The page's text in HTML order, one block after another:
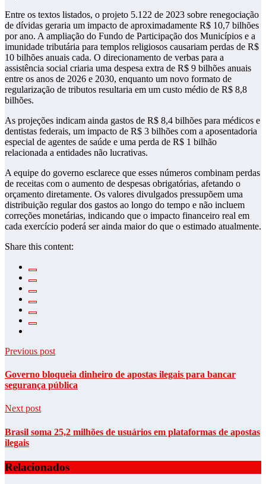
Entre os textos listados, o projeto 5.122 de 2023 sobre renegociação
de dívidas geraria um impacto de aproximadamente R$ 10,7 bilhões
por ano. A ampliação do Fundo de Participação dos Municípios e a
imunidade tributária para templos religiosos causariam perdas de R$
10 bilhões anuais cada. O direcionamento de verbas para a
assistência social criaria uma despesa extra de R$ 9 bilhões anuais
entre os anos de 2026 e 2030, enquanto um novo formato de
regularização de tributos resultaria em um custo médio de R$ 8,8
bilhões.
As projeções indicam ainda gastos de R$ 8,4 bilhões para médicos e
dentistas federais, um impacto de R$ 3 bilhões com a aposentadoria
especial de agentes de saúde e uma perda de R$ 1 bilhão
relacionada a entidades não lucrativas.
A equipe do governo esclarece que esses números combinam perdas
de receitas com o aumento de despesas obrigatórias, afetando o
orçamento diretamente. Os valores divulgados pressupõem uma
distribuição regular dos gastos ao longo do tempo e não incluem
correções monetárias, indicando que o impacto financeiro real em
cada exercício poderá ser ainda maior do que o estimado atualmente.
Share this content:
Previous post
Governo bloqueia dinheiro de apostas ilegais para bancar
segurança pública
Next post
Brasil soma 25,2 milhões de usuários em plataformas de apostas
ilegais
Relacionados